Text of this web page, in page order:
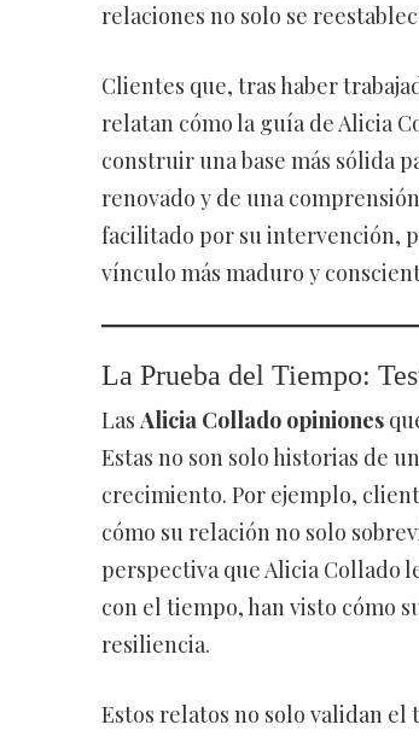
relaciones no solo se
Clientes que, tras haber
relatan cómo la guía de Alicia
construir una base más sólida
renovado y de una
facilitado por su intervención,
vínculo más maduro y
La Prueba del Tiempo:
Las Alicia Collado opiniones
Estas no son solo historias de
crecimiento. Por ejemplo,
cómo su relación no solo
perspectiva que Alicia Collado
con el tiempo, han visto cómo
resiliencia.
Estos relatos no solo validan el